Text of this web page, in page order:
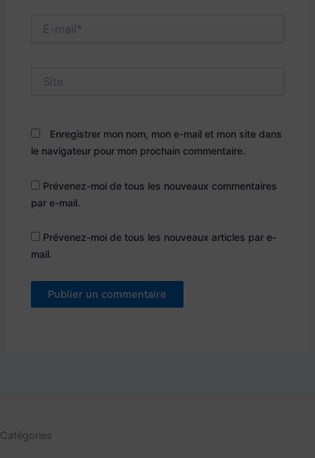
mail*
Enregistrer mon nom, mon e-mail et mon site dans
le navigateur pour mon prochain commentaire.
Prévenez-moi de tous les nouveaux commentaires
par e-mail.
Prévenez-moi de tous les nouveaux articles par e-
mail.
Catégories